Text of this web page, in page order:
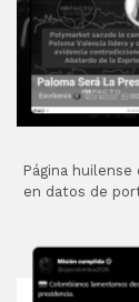
Página
en datos de